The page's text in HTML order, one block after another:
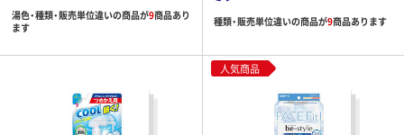
湯色・種類・販売単位違いの商品が9商品あり
ます
種類・販売単位違いの商品が9商品あります
人気商品